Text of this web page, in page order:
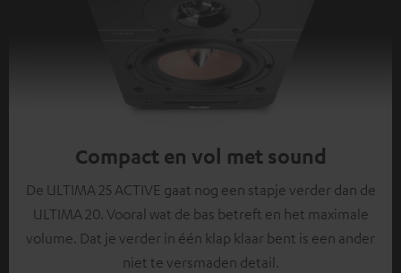
Compact en vol met sound
De ULTIMA 25 ACTIVE gaat nog een stapje verder dan de
ULTIMA 20. Vooral wat de bas betreft en het maximale
volume. Dat je verder in één klap klaar bent is een ander
niet te versmaden detail.